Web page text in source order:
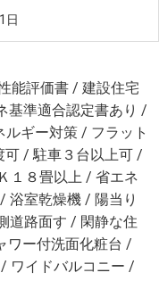
日
能評価書 / 建設住宅
基準適合認定書あり /
ギー対策 / フラット
可 / 駐車３台以上可 /
１８畳以上 / 省エネ
浴室乾燥機 / 陽当り
道路面す / 閑静な住
ワー付洗面化粧台 /
ワイドバルコニー /